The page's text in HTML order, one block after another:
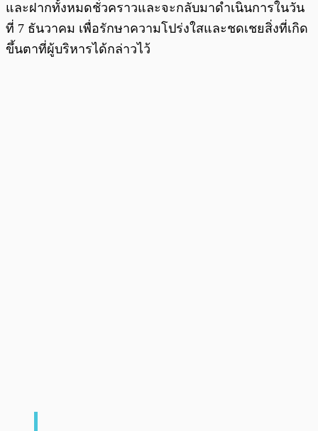
และฝากทั้งหมดชั่วคราวและจะกลับมาดำเนินการในวัน
ที่ 7 ธันวาคม เพื่อรักษาความโปร่งใสและชดเชยสิ่งที่เกิด
ขึ้นตาที่ผู้บริหารได้กล่าวไว้